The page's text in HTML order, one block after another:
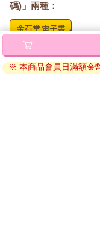
碼)」兩種：
將儲存於會員中心
閱讀直接開啟閱讀
線上閱讀：